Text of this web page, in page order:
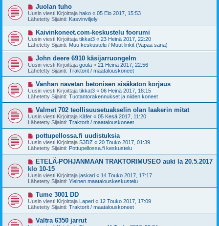
e
s
t
U
u
s
i
v
e
s
t
Juolan tuho
Uusin viesti Kirjoittaja hako « 05 Elo 2017, 15:53
Lähetetty Sijainti: Kasvinviljely
U
u
s
i
e
s
t
Kaivinkoneet.com-keskustelu foorumi
Uusin viesti Kirjoittaja tikkat3 « 23 Heinä 2017, 22:20
Lähetetty Sijainti: Muu keskustelu / Muut linkit (Vapaa sana)
U
u
s
i
v
e
s
t
John deere 6910 käsijarruongelm
Uusin viesti Kirjoittaja goula « 21 Heinä 2017, 22:56
Lähetetty Sijainti: Traktorit / maatalouskoneet
U
u
s
i
v
e
s
t
Vanhan navetan betonisen sisäkaton korjaus
Uusin viesti Kirjoittaja tikkat3 « 06 Heinä 2017, 18:15
Lähetetty Sijainti: Tuotantorakennukset ja niiden koneet
U
u
s
i
e
s
t
Valmet 702 teollisuusetuakselin olan laakerin mitat
Uusin viesti Kirjoittaja Käfer « 05 Kesä 2017, 11:20
Lähetetty Sijainti: Traktorit / maatalouskoneet
U
u
s
i
v
e
s
t
i
pottupellossa.fi uudistuksia
Uusin viesti Kirjoittaja S3DZ « 20 Touko 2017, 01:39
Lähetetty Sijainti: Pottupellossa.fi keskustelu
U
s
i
v
i
s
t
i
ETELÄ-POHJANMAAN TRAKTORIMUSEO auki la 20.5.2017
klo 10-15
Uusin viesti Kirjoittaja jaskari « 14 Touko 2017, 17:17
Lähetetty Sijainti: Yleinen maatalouskeskustelu
U
u
s
i
v
Tume 3001 DD
Uusin viesti Kirjoittaja Laperi « 12 Touko 2017, 17:09
Lähetetty Sijainti: Traktorit / maatalouskoneet
U
u
Valtra 6350 jarrut